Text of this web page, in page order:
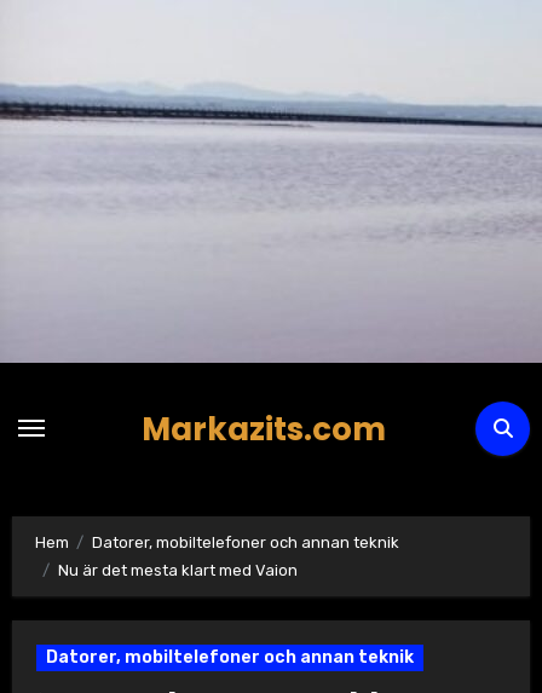
innehåll
Markazits.com
Hem
Datorer, mobiltelefoner och annan teknik
Nu är det mesta klart med Vaion
Datorer, mobiltelefoner och annan teknik